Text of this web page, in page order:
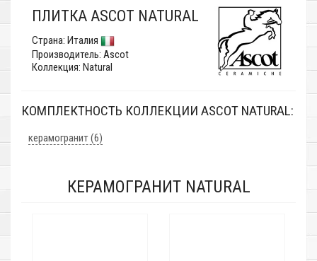
ПЛИТКА ASCOT NATURAL
Страна: Италия
Производитель: Ascot
Коллекция: Natural
КОМПЛЕКТНОСТЬ КОЛЛЕКЦИИ ASCOT NATURAL:
керамогранит (6)
КЕРАМОГРАНИТ NATURAL